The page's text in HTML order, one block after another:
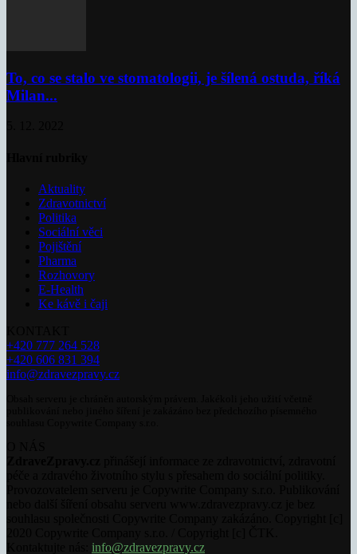
To, co se stalo ve stomatologii, je šílená ostuda, říká
Milan...
Aktuality
Zdravotnictví
Politika
Sociální věci
Pojištění
Pharma
Rozhovory
E-Health
Ke kávě i čaji
+420 777 264 528
+420 606 831 394
info@zdravezpravy.cz
info@zdravezpravy.cz